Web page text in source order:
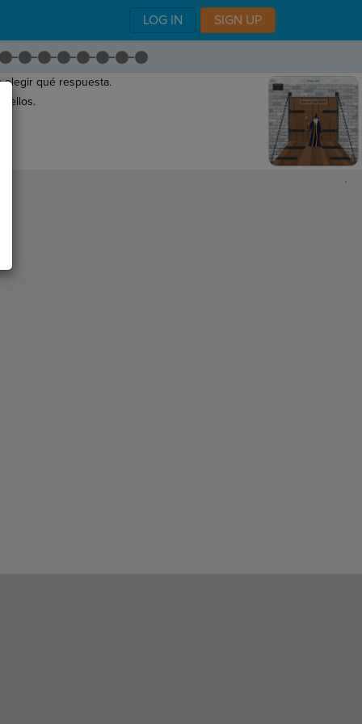
LOG IN SIGN UP
elegir qué respuesta.
ellos.
,